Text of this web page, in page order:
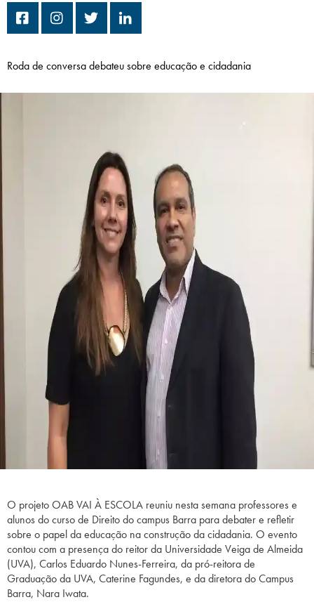
Campi/Unidades
ÁREA DO ALUNO
Roda de conversa debateu sobre educação e cidadania
O projeto OAB VAI À ESCOLA reuniu nesta semana professores e
alunos do curso de Direito do campus Barra para debater e refletir
sobre o papel da educação na construção da cidadania. O evento
contou com a presença do reitor da Universidade Veiga de Almeida
(UVA), Carlos Eduardo Nunes-Ferreira, da pró-reitora de
Graduação da UVA, Caterine Fagundes, e da diretora do Campus
Barra, Nara Iwata.